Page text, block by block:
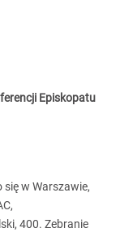
Episkopatu
się w Warszawie,
400. Zebranie